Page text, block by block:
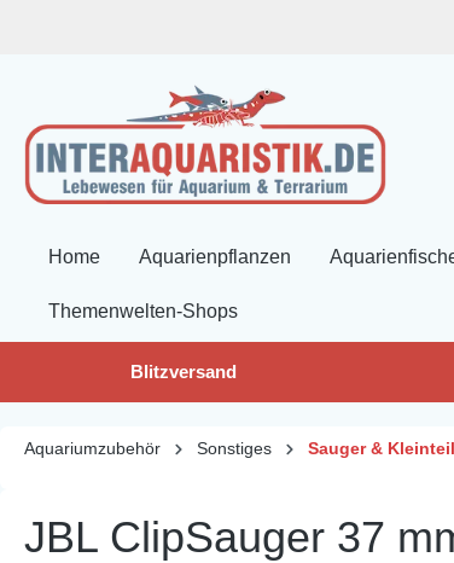
Home Aquarienpflanzen
Themenwelten-Shops
Blitzversand
Aquariumzubehör Sonstiges Sauger &
JBL ClipSauger 37